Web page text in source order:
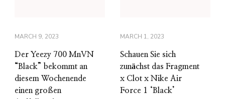
MARCH 9, 2023
Der Yeezy 700 MnVN
“Black” bekommt an
diesem Wochenende
einen großen
MARCH 1, 2023
Schauen Sie sich
zunächst das Fragment
x Clot x Nike Air
Force 1 ‘Black’